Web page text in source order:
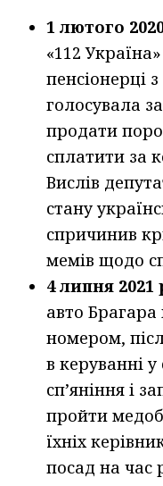
1 лютого
«112
пенсіонерці
голосувала
продати
сплатити за
Вислів
стану
спричинив
мемів щодо
4 липня 2021
авто Брагара
номером,
в керуванні
сп’яніння і
пройти
їхніх
посад на час